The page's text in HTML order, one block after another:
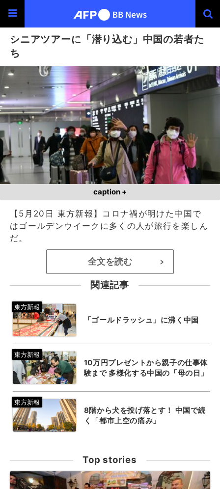
シニアツアーに「潜り込む」中国の若者た
ち
caption +
【5月20日 東方新報】コロナ禍が明けた中国で
はゴールデンウイークに多くの人が旅行を楽しん
だ。
全文を読む >
関連記事
「ゴールドラッシュ」に沸く中国
10万円プレゼントから親子の仕事体
験まで 多様化する中国の「母の日」
8階から犬を投げ落とす！ 中国で続
く「都市上空の痛み」
Top stories